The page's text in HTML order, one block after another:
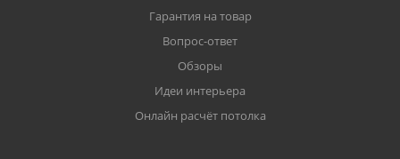
Гарантия на товар
Вопрос-ответ
Обзоры
Идеи интерьера
Онлайн расчёт потолка